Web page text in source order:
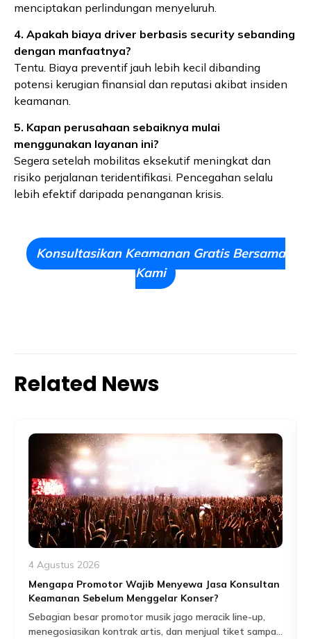
menciptakan perlindungan menyeluruh.
4. Apakah biaya driver berbasis security sebanding
dengan manfaatnya?
Tentu. Biaya preventif jauh lebih kecil dibanding
potensi kerugian finansial dan reputasi akibat insiden
keamanan.
5. Kapan perusahaan sebaiknya mulai
menggunakan layanan ini?
Segera setelah mobilitas eksekutif meningkat dan
risiko perjalanan teridentifikasi. Pencegahan selalu
lebih efektif daripada penanganan krisis.
Konsultasikan Keamanan Gratis Bersama
Kami
Related News
4 Agustus 2026
Mengapa Promotor Wajib Menyewa Jasa Konsultan
Keamanan Sebelum Menggelar Konser?
Sebagian besar promotor musik jago meracik line-up,
menegosiasikan kontrak artis, dan menjual tiket sampai